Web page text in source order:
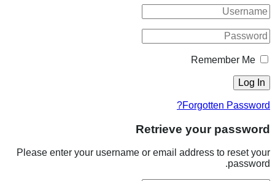
Remember Me
Forgotten Password?
Retrieve your password
Please enter your username or email address to reset your
password.